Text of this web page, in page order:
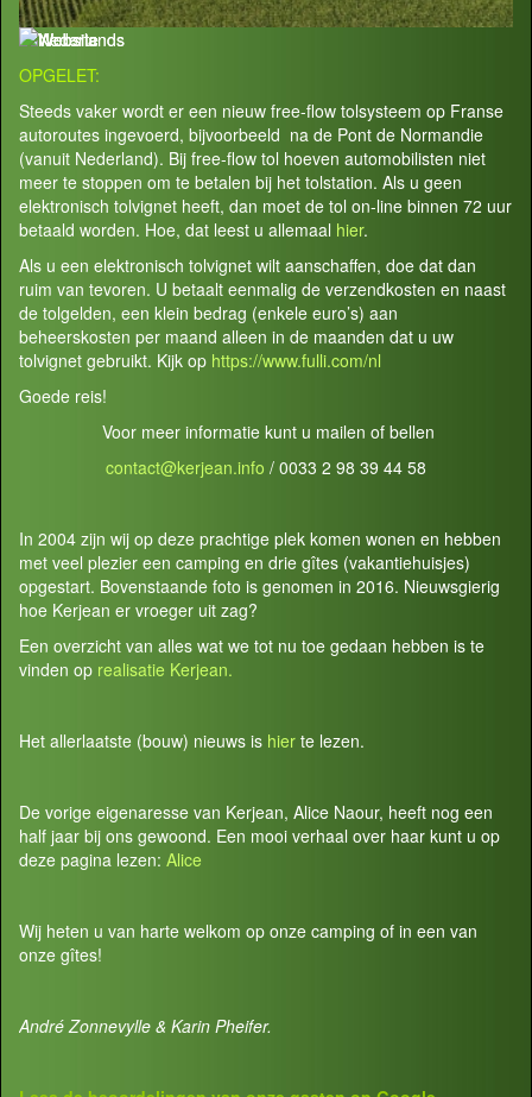
OPGELET:
Steeds vaker wordt er een nieuw free-flow tolsysteem op Franse
autoroutes ingevoerd, bijvoorbeeld na de Pont de Normandie
(vanuit Nederland). Bij free-flow tol hoeven automobilisten niet
meer te stoppen om te betalen bij het tolstation. Als u geen
elektronisch tolvignet heeft, dan moet de tol on-line binnen 72 uur
betaald worden. Hoe, dat leest u allemaal hier.
Als u een elektronisch tolvignet wilt aanschaffen, doe dat dan
ruim van tevoren. U betaalt eenmalig de verzendkosten en naast
de tolgelden, een klein bedrag (enkele euro’s) aan
beheerskosten per maand alleen in de maanden dat u uw
tolvignet gebruikt. Kijk op https://www.fulli.com/nl
Goede reis!
Voor meer informatie kunt u mailen of bellen
contact@kerjean.info / 0033 2 98 39 44 58
In 2004 zijn wij op deze prachtige plek komen wonen en hebben
met veel plezier een camping en drie gîtes (vakantiehuisjes)
opgestart. Bovenstaande foto is genomen in 2016. Nieuwsgierig
hoe Kerjean er vroeger uit zag?
Een overzicht van alles wat we tot nu toe gedaan hebben is te
vinden op realisatie Kerjean.
Het allerlaatste (bouw) nieuws is hier te lezen.
De vorige eigenaresse van Kerjean, Alice Naour, heeft nog een
half jaar bij ons gewoond. Een mooi verhaal over haar kunt u op
deze pagina lezen: Alice
Wij heten u van harte welkom op onze camping of in een van
onze gîtes!
André Zonnevylle & Karin Pheifer.